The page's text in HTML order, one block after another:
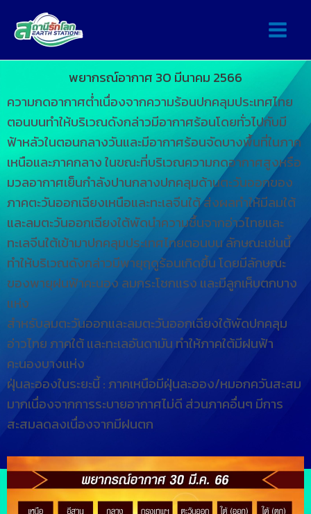
พยากรณ์อากาศ 30 มีนาคม 2566
ความกดอากาศต่ำเนื่องจากความร้อนปกคลุมประเทศไทย
ตอนบนทำให้บริเวณดังกล่าวมีอากาศร้อนโดยทั่วไปกับมี
ฟ้าหลัวในตอนกลางวันและมีอากาศร้อนจัดบางพื้นที่ในภาค
เหนือและภาคกลาง ในขณะที่บริเวณความกดอากาศสูงหรือ
มวลอากาศเย็นกำลังปานกลางปกคลุมด้านตะวันออกของ
ภาคตะวันออกเฉียงเหนือและทะเลจีนใต้ ส่งผลทำให้มีลมใต้
และลมตะวันออกเฉียงใต้พัดนำความชื้นจากอ่าวไทยและ
ทะเลจีนใต้เข้ามาปกคลุมประเทศไทยตอนบน ลักษณะเช่นนี้
ทำให้บริเวณดังกล่าวมีพายุฤดูร้อนเกิดขึ้น โดยมีลักษณะ
ของพายุฝนฟ้าคะนอง ลมกระโชกแรง และมีลูกเห็บตกบาง
แห่ง
สำหรับลมตะวันออกและลมตะวันออกเฉียงใต้พัดปกคลุม
อ่าวไทย ภาคใต้ และทะเลอันดามัน ทำให้ภาคใต้มีฝนฟ้า
คะนองบางแห่ง
ฝุ่นละอองในระยะนี้ : ภาคเหนือมีฝุ่นละออง/หมอกควันสะสม
มากเนื่องจากการระบายอากาศไม่ดี ส่วนภาคอื่นๆ มีการ
สะสมลดลงเนื่องจากมีฝนตก